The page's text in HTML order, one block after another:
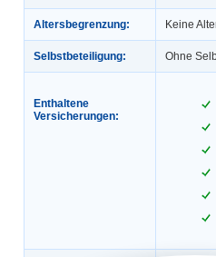
Altersbegrenzung: Keine
Selbstbeteiligung: Ohne
Enthaltene
Versicherungen: